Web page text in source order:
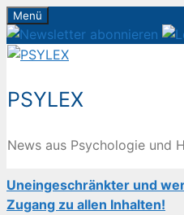
Zum
Inhalt
springen
Menü
PSYLEX
News aus Psychologie und
Uneingeschränkter und
Zugang zu allen Inhalten!